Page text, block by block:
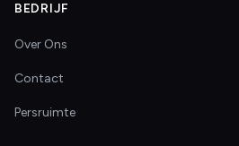
BEDRIJF
Over Ons
Contact
Persruimte